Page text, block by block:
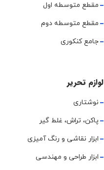
مقطع متوسطه اول
مقطع متوسطه دوم
جامع کنکوری
لوازم تحریر
نوشتاری
پاکن، تراش، غلط گیر
ابزار نقاشی و رنگ آمیزی
ابزار طراحی و مهندسی